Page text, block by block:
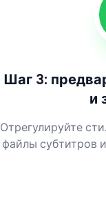
Шаг 3:
и
Отрегулируйте
файлы субтитров